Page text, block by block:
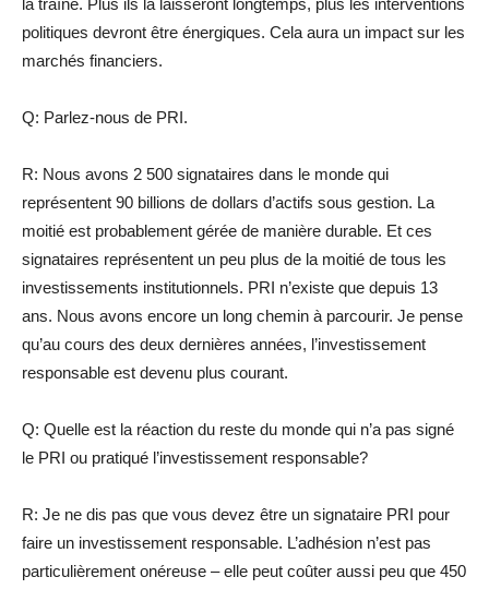
la traîne. Plus ils la laisseront longtemps, plus les interventions
politiques devront être énergiques. Cela aura un impact sur les
marchés financiers.
Q: Parlez-nous de PRI.
R: Nous avons 2 500 signataires dans le monde qui
représentent 90 billions de dollars d’actifs sous gestion. La
moitié est probablement gérée de manière durable. Et ces
signataires représentent un peu plus de la moitié de tous les
investissements institutionnels. PRI n’existe que depuis 13
ans. Nous avons encore un long chemin à parcourir. Je pense
qu’au cours des deux dernières années, l’investissement
responsable est devenu plus courant.
Q: Quelle est la réaction du reste du monde qui n’a pas signé
le PRI ou pratiqué l’investissement responsable?
R: Je ne dis pas que vous devez être un signataire PRI pour
faire un investissement responsable. L’adhésion n’est pas
particulièrement onéreuse – elle peut coûter aussi peu que 450